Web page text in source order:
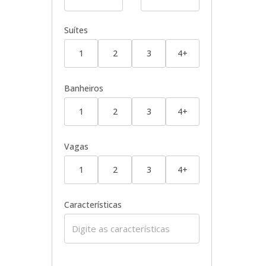
Suítes
1 2 3 4+
Banheiros
1 2 3 4+
Vagas
1 2 3 4+
Características